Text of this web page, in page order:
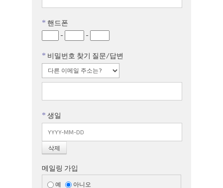
* 핸드폰
-
-
* 비밀번호 찾기 질문/답변
* 생일
메일링 가입
예 아니오